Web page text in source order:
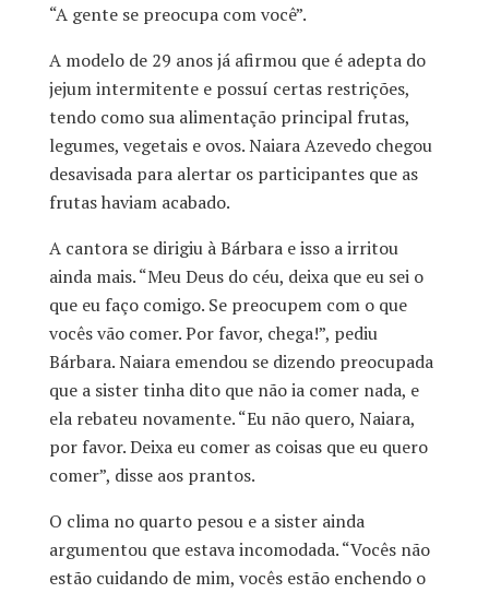
“A gente se preocupa com você”.
A modelo de 29 anos já afirmou que é adepta do
jejum intermitente e possuí certas restrições,
tendo como sua alimentação principal frutas,
legumes, vegetais e ovos. Naiara Azevedo chegou
desavisada para alertar os participantes que as
frutas haviam acabado.
A cantora se dirigiu à Bárbara e isso a irritou
ainda mais. “Meu Deus do céu, deixa que eu sei o
que eu faço comigo. Se preocupem com o que
vocês vão comer. Por favor, chega!”, pediu
Bárbara. Naiara emendou se dizendo preocupada
que a sister tinha dito que não ia comer nada, e
ela rebateu novamente. “Eu não quero, Naiara,
por favor. Deixa eu comer as coisas que eu quero
comer”, disse aos prantos.
O clima no quarto pesou e a sister ainda
argumentou que estava incomodada. “Vocês não
estão cuidando de mim, vocês estão enchendo o